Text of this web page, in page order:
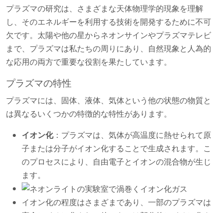
プラズマの研究は、さまざまな天体物理学的現象を理解
し、そのエネルギーを利用する技術を開発するために不可
欠です。太陽や他の星からネオンサインやプラズマテレビ
まで、プラズマは私たちの周りにあり、自然現象と人為的
な応用の両方で重要な役割を果たしています。
プラズマの特性
プラズマには、固体、液体、気体という他の状態の物質と
は異なるいくつかの特徴的な特性があります。
イオン化：プラズマは、気体が高温度に熱せられて原
子または分子がイオン化することで生成されます。こ
のプロセスにより、自由電子とイオンの混合物が生じ
ます。
イオン化の程度はさまざまであり、一部のプラズマは